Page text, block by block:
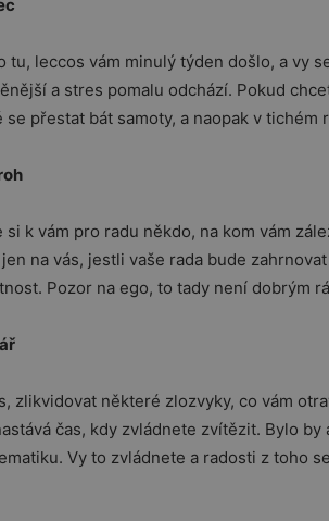
tu, leccos vám minulý týden došlo, a vy
a stres pomalu odchází. Pokud
se přestat bát samoty, a naopak v
si k vám pro radu někdo, na kom vám
na vás, jestli vaše rada bude
Pozor na ego, to tady není dobrým
zlikvidovat některé zlozvyky, co vám
čas, kdy zvládnete zvítězit. Bylo
Vy to zvládnete a radosti z toho